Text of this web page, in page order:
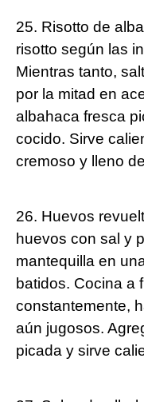
25. Risotto de
risotto según las
Mientras tanto,
por la mitad en
albahaca fresca
cocido. Sirve
cremoso y lleno
26. Huevos
huevos con sal y
mantequilla en
batidos. Cocina a
constantemente,
aún jugosos.
picada y sirve